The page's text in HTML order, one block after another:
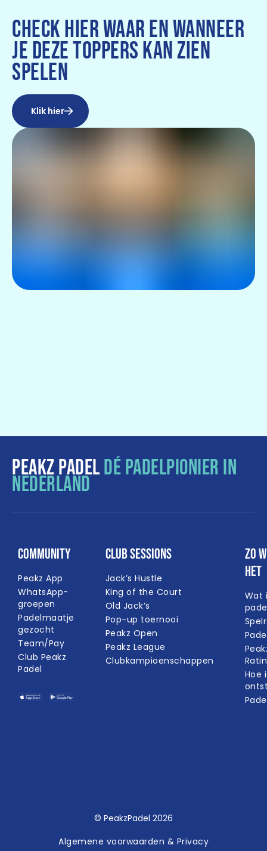
CHECK HIER WAAR EN WANNEER
JE DEZE TOPPERS KAN ZIEN
SPELEN
Klik hier
PEAKZ PADELDÉ PADELPIONIER IN
NEDERLAND
Community
Peakz App
WhatsApp-
groepen
Padelmaatje
gezocht
Team/Pay
Club Peakz
Padel
Club Sessions
Jack’s Hustle
King of the Court
Old Jack’s
Pop-up toernooi
Peakz Open
Peakz League
Clubkampioenschappen
Zo
het
Wat
Hoe
© PeakzPadel 2026
Algemene voorwaarden & Privacy